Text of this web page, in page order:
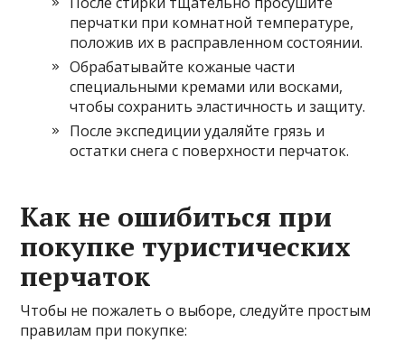
перчатки при комнатной температуре,
положив их в расправленном состоянии.
Обрабатывайте кожаные части
специальными кремами или восками,
чтобы сохранить эластичность и защиту.
После экспедиции удаляйте грязь и
остатки снега с поверхности перчаток.
Как не ошибиться при
покупке туристических
перчаток
Чтобы не пожалеть о выборе, следуйте простым
правилам при покупке: